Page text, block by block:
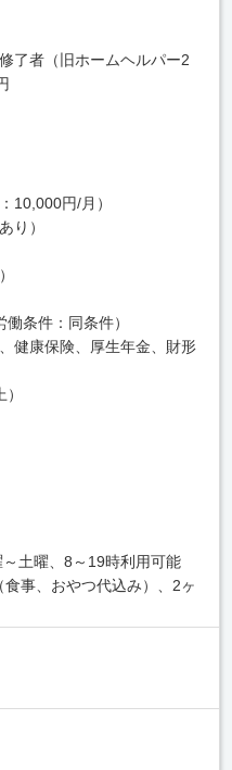
了者（旧ホームヘルパー2
10,000円/月）
り）
条件：同条件）
健康保険、厚生年金、財形
土曜、8～19時利用可能
食事、おやつ代込み）、2ヶ